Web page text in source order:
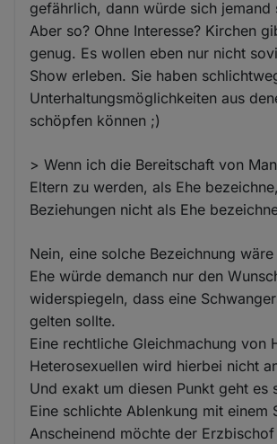
gefährlich, dann würde sich jemand
Aber so? Ohne Interesse? Kirchen
genug. Es wollen eben nur nicht
Show erleben. Sie haben
Unterhaltungsmöglichkeiten aus
schöpfen können ;)
> Wenn ich die Bereitschaft von
Eltern zu werden, als Ehe
Beziehungen nicht als Ehe
Nein, eine solche Bezeichnung
Ehe würde demanch nur den
widerspiegeln, dass eine
gelten sollte.
Eine rechtliche Gleichmachung von
Heterosexuellen wird hierbei nicht
Und exakt um diesen Punkt geht es
Eine schlichte Ablenkung mit einem
Anscheinend möchte der